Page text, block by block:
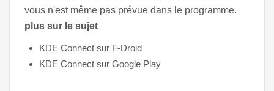
vous n'est même pas prévue dans le programme.
plus sur le sujet
KDE Connect sur F-Droid
KDE Connect sur Google Play